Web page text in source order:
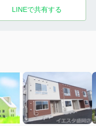
LINEで共有する